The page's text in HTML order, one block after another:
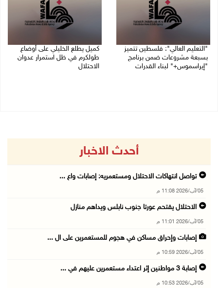
"التعليم العالي": فلسطين تتميز
بسبعة مشروعات ضمن برنامج
"إيراسموس+" لبناء القدرات
كميل يطلع الخليلي على أوضاع
طولكرم في ظل استمرار عدوان
الاحتلال
أحدث الاخبار
تواصل انتهاكات الاحتلال ومستعمريه: إصابات واع ...
05/آب/2026 11:08 م
الاحتلال يقتحم عورتا جنوب نابلس ويداهم منازل
05/آب/2026 11:01 م
إصابات وإحراق مساكن في هجوم للمستعمرين على ال ...
05/آب/2026 10:59 م
إصابة 3 مواطنين إثر اعتداء مستعمرين عليهم في ...
05/آب/2026 10:53 م